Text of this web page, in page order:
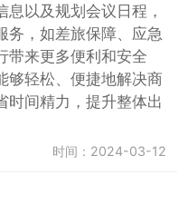
以及规划会议日程，
务，如差旅保障、应急
带来更多便利和安全
够轻松、便捷地解决商
时间精力，提升整体出
时间：2024-03-12